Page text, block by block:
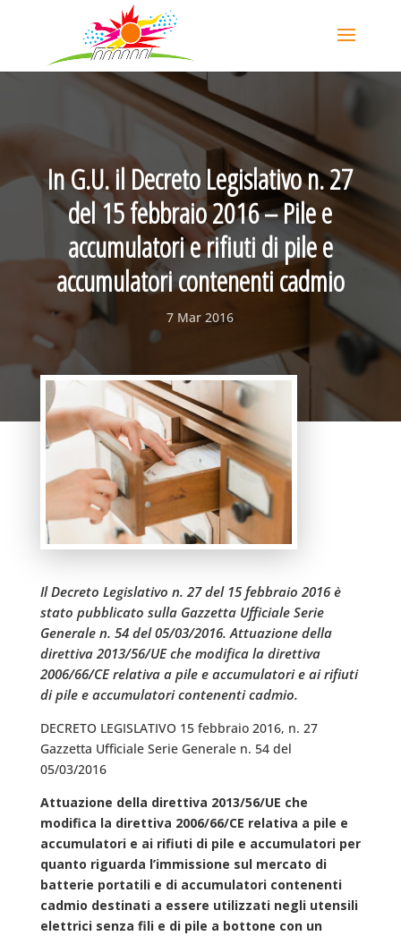
In G.U. il Decreto Legislativo n. 27
del 15 febbraio 2016 – Pile e
accumulatori e rifiuti di pile e
accumulatori contenenti cadmio
7 Mar 2016
Il Decreto Legislativo n. 27 del 15 febbraio 2016 è
stato pubblicato sulla Gazzetta Ufficiale Serie
Generale n. 54 del 05/03/2016. Attuazione della
direttiva 2013/56/UE che modifica la direttiva
2006/66/CE relativa a pile e accumulatori e ai rifiuti
di pile e accumulatori contenenti cadmio.
DECRETO LEGISLATIVO 15 febbraio 2016, n. 27
Gazzetta Ufficiale Serie Generale n. 54 del
05/03/2016
Attuazione della direttiva 2013/56/UE che
modifica la direttiva 2006/66/CE relativa a pile e
accumulatori e ai rifiuti di pile e accumulatori per
quanto riguarda l’immissione sul mercato di
batterie portatili e di accumulatori contenenti
cadmio destinati a essere utilizzati negli utensili
elettrici senza fili e di pile a bottone con un